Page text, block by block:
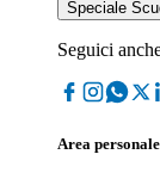
Speciale
Seguici
Area personale